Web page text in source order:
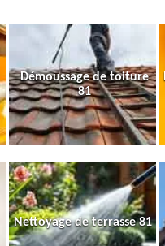
Démoussage de toiture
81
Nettoyage de terrasse 81